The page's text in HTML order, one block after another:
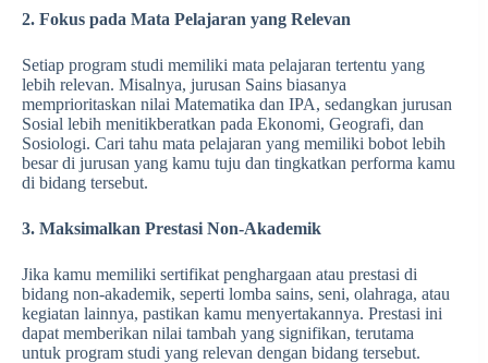
2. Fokus pada Mata Pelajaran yang Relevan
Setiap program studi memiliki mata pelajaran tertentu yang
lebih relevan. Misalnya, jurusan Sains biasanya
memprioritaskan nilai Matematika dan IPA, sedangkan jurusan
Sosial lebih menitikberatkan pada Ekonomi, Geografi, dan
Sosiologi. Cari tahu mata pelajaran yang memiliki bobot lebih
besar di jurusan yang kamu tuju dan tingkatkan performa kamu
di bidang tersebut.
3. Maksimalkan Prestasi Non-Akademik
Jika kamu memiliki sertifikat penghargaan atau prestasi di
bidang non-akademik, seperti lomba sains, seni, olahraga, atau
kegiatan lainnya, pastikan kamu menyertakannya. Prestasi ini
dapat memberikan nilai tambah yang signifikan, terutama
untuk program studi yang relevan dengan bidang tersebut.